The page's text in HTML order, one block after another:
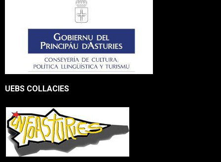
UEBS COLLACIES